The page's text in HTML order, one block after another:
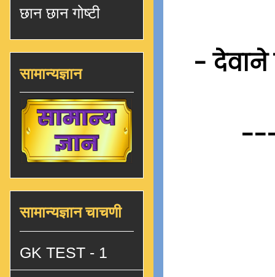
-
छान छान गोष्टी
सामान्यज्ञान
सामान्यज्ञान चाचणी
GK TEST - 1